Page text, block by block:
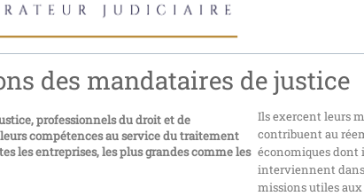
des mandataires de justice
professionnels du droit et de
compétences au service du traitement
les entreprises, les plus grandes comme les
Ils exercent leurs
contribuent au
économiques dont
interviennent dans
missions utiles